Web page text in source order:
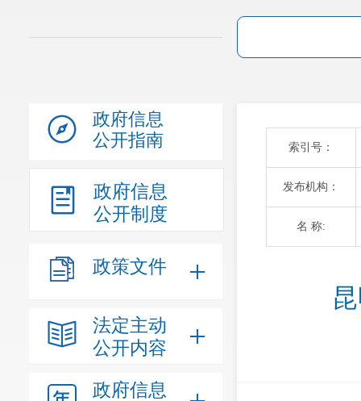
政府信息
公开指南
政府信息
公开制度
政策文件
法定主动
公开内容
政府信息
索引号：
发布机构：
名 称: